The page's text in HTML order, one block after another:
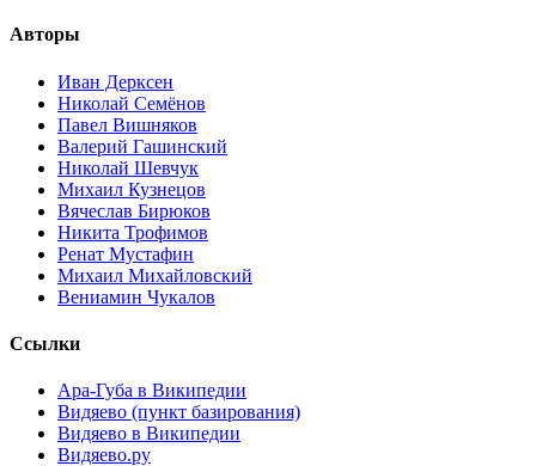
Авторы
Иван Дерксен
Николай Семёнов
Павел Вишняков
Валерий Гашинский
Николай Шевчук
Михаил Кузнецов
Вячеслав Бирюков
Никита Трофимов
Ренат Мустафин
Михаил Михайловский
Вениамин Чукалов
Ссылки
Ара-Губа в Википедии
Видяево (пункт базирования)
Видяево в Википедии
Видяево.ру